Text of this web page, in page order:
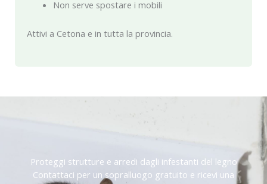
Non serve spostare i mobili
Attivi a Cetona e in tutta la provincia.
Proteggi strutture e arredi dagli infestanti del legno
Contattaci per un sopralluogo gratuito e ricevi una